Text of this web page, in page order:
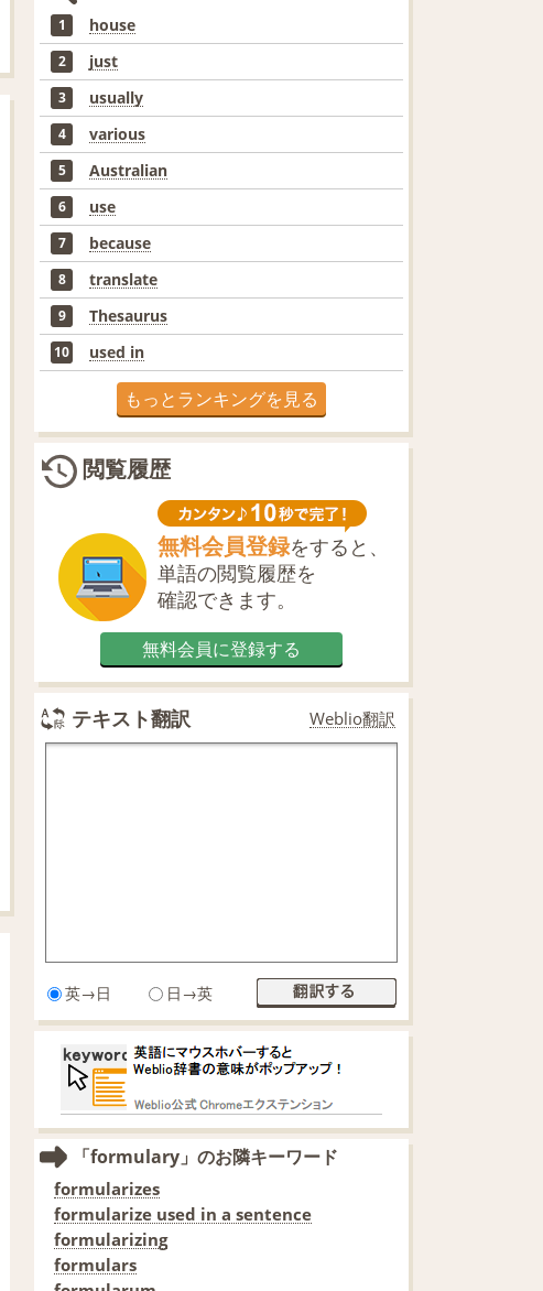
1 house
2 just
3 usually
4 various
5 Australian
6 use
7 because
8 translate
9 Thesaurus
10 used in
もっとランキングを見る
閲覧履歴
無料会員登録をすると、
単語の閲覧履歴を
確認できます。
無料会員に登録する
テキスト翻訳 Weblio翻訳
英→日 日→英
「formulary」のお隣キーワード
formularizes
formularize used in a sentence
formularizing
formulars